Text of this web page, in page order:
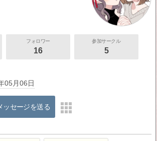
フォロワー
16
参加サークル
5
05月06日
ッセージを送る